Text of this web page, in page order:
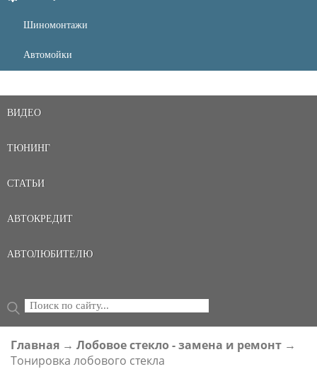
Шиномонтажи
Автомойки
ВИДЕО
ТЮНИНГ
СТАТЬИ
АВТОКРЕДИТ
АВТОЛЮБИТЕЛЮ
ФОРМА ПОИСКА
Поиск
ВЫ ЗДЕСЬ
Главная → Лобовое стекло - замена и ремонт →
Тонировка лобового стекла